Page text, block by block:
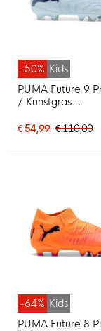
-50% Kids
PUMA Future 9
/ Kunstgras
Kids Lichtblauw
€ 54,99 € 110,00
-64% Kids
PUMA Future 8